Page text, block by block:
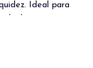
Ideal para